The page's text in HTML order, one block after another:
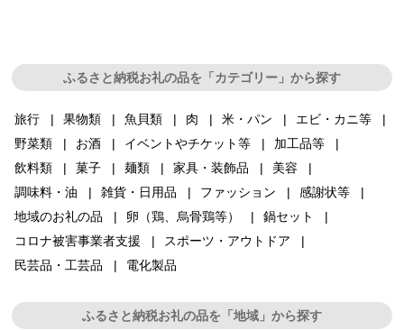
ふるさと納税お礼の品を「カテゴリー」から探す
旅行 果物類 魚貝類 肉 米・パン
エビ・カニ等
野菜類
お酒 イベントやチケット等
加工品等
飲料類
菓子 麺類 家具・装飾品
美容
調味料・油
雑貨・日用品 ファッション
感謝状等
地域のお礼の品
卵（鶏、烏骨鶏等）
鍋セット
コロナ被害事業者支援
スポーツ・アウトドア
民芸品・工芸品
電化製品
ふるさと納税お礼の品を「地域」から探す